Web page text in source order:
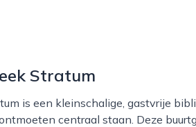
Stratum
centraal staan. Deze